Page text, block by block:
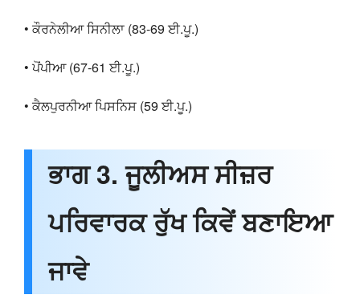
• ਕੌਰਨੇਲੀਆ ਸਿਨੀਲਾ (83-69 ਈ.ਪੂ.)
• ਪੋਂਪੀਆ (67-61 ਈ.ਪੂ.)
• ਕੈਲਪੁਰਨੀਆ ਪਿਸਨਿਸ (59 ਈ.ਪੂ.)
ਭਾਗ 3. ਜੂਲੀਅਸ ਸੀਜ਼ਰ
ਪਰਿਵਾਰਕ ਰੁੱਖ ਕਿਵੇਂ ਬਣਾਇਆ
ਜਾਵੇ